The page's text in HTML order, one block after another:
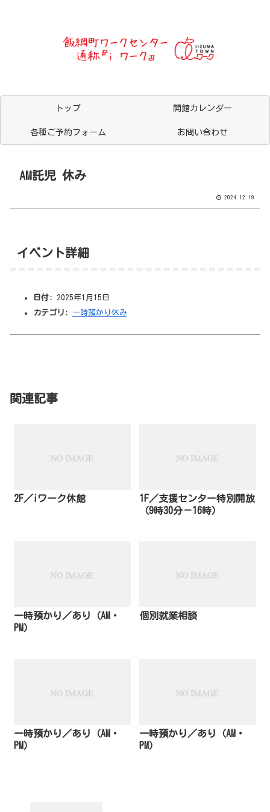
トップ 開館カレンダー
各種ご予約フォーム お問い合わせ
AM託児 休み
2024.12.19
イベント詳細
日付:
2025年1月15日
カテゴリ:
一時預かり休み
関連記事
2F／iワーク休館
1F／支援センター特別開放
（9時30分－16時）
一時預かり／あり（AM・
PM）
個別就業相談
一時預かり／あり（AM・
PM）
一時預かり／あり（AM・
PM）